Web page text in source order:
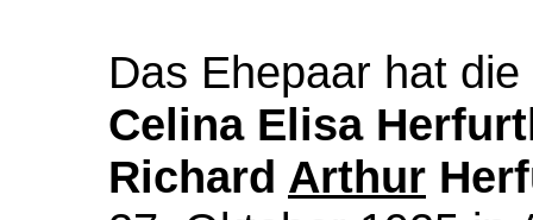
Das Ehepaar hat
Celina Elisa
Richard Arthur